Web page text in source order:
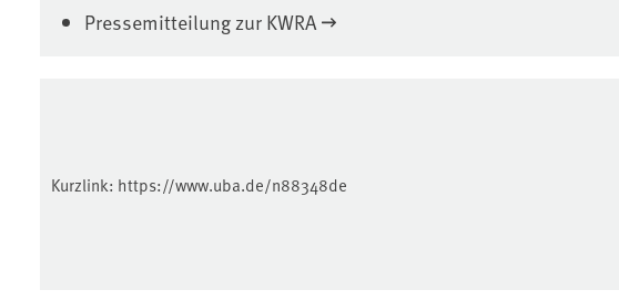
Pressemitteilung zur KWRA
Kurzlink: https://www.uba.de/n88348de